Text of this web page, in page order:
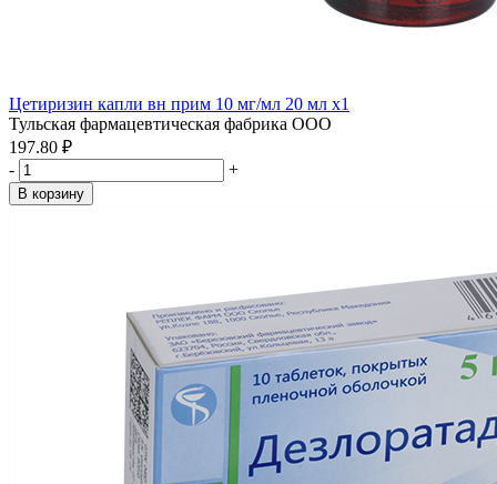
Цетиризин капли вн прим 10 мг/мл 20 мл x1
Тульская фармацевтическая фабрика ООО
197.80 ₽
-
+
В корзину